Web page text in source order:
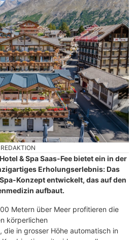
& Spa Saas-Fee bietet ein in der
Erholungserlebnis: Das
Konzept entwickelt, das auf den
aufbaut.
Metern über Meer profitieren die
körperlichen
die in grosser Höhe automatisch in